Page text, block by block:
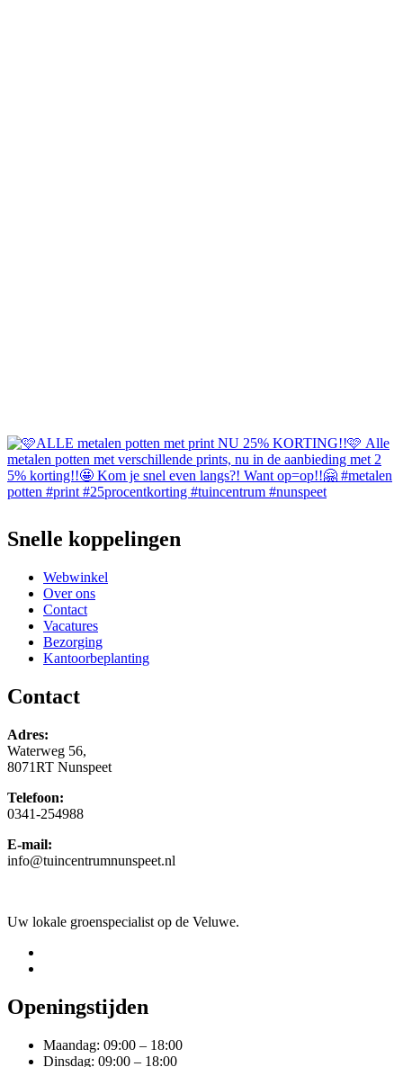
Snelle koppelingen
Webwinkel
Over ons
Contact
Vacatures
Bezorging
Kantoorbeplanting
Contact
Adres:
Waterweg 56,
8071RT Nunspeet
Telefoon:
0341-254988
E-mail:
info@tuincentrumnunspeet.nl
Uw lokale groenspecialist op de Veluwe.
Openingstijden
Maandag: 09:00 – 18:00
Dinsdag: 09:00 – 18:00